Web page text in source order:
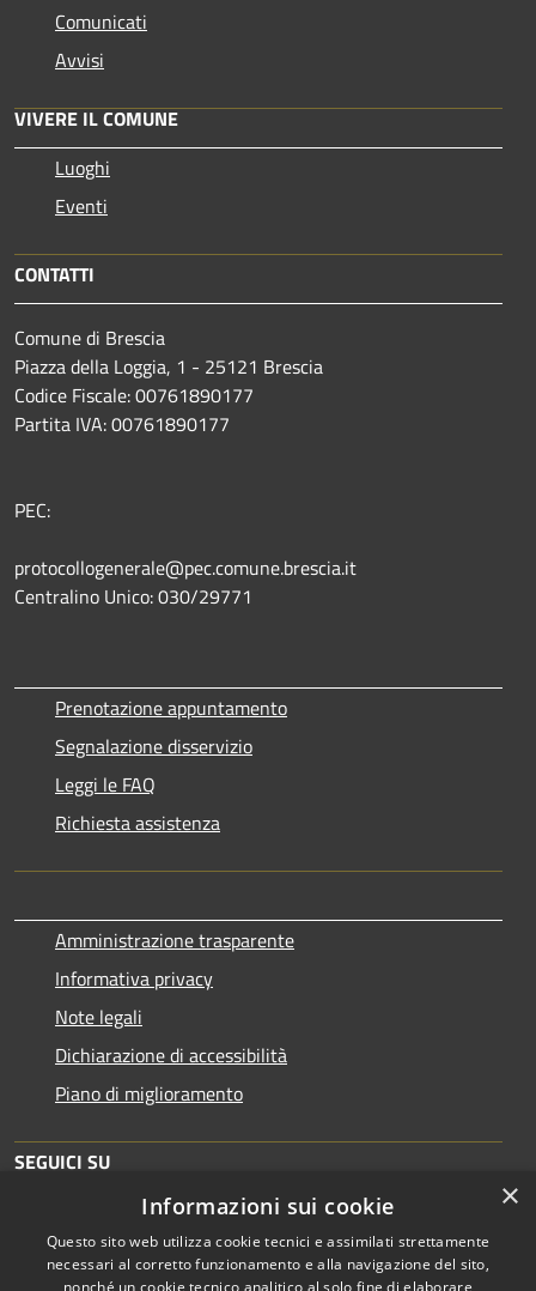
Comunicati
Avvisi
VIVERE IL COMUNE
Luoghi
Eventi
CONTATTI
Comune di Brescia
Piazza della Loggia, 1 - 25121 Brescia
Codice Fiscale: 00761890177
Partita IVA: 00761890177
PEC:
protocollogenerale@pec.comune.brescia.it
Centralino Unico: 030/29771
Prenotazione appuntamento
Segnalazione disservizio
Leggi le FAQ
Richiesta assistenza
Amministrazione trasparente
Informativa privacy
Note legali
Dichiarazione di accessibilità
Piano di miglioramento
SEGUICI SU
×
Informazioni sui cookie
Questo sito web utilizza cookie tecnici e assimilati strettamente
necessari al corretto funzionamento e alla navigazione del sito,
nonché un cookie tecnico analitico al solo fine di elaborare